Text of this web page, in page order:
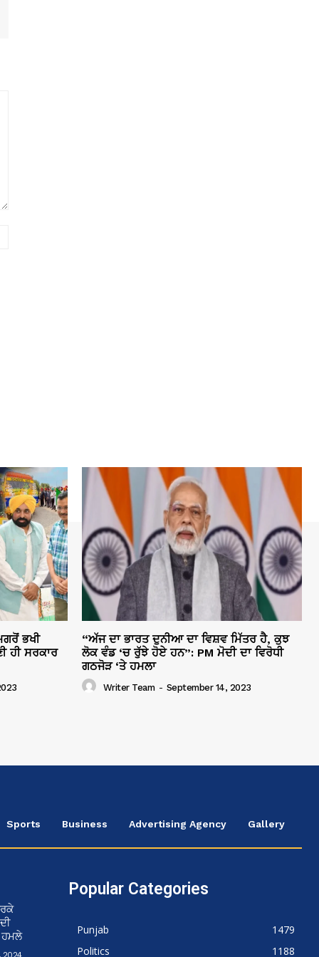
ਭਖੀ
ਹੀ ਸਰਕਾਰ
“ਅੱਜ ਦਾ ਭਾਰਤ ਦੁਨੀਆ ਦਾ ਵਿਸ਼ਵ ਮਿੱਤਰ ਹੈ, ਕੁਝ
ਲੋਕ ਵੰਡ ‘ਚ ਰੁੱਝੇ ਹੋਏ ਹਨ”: PM ਮੋਦੀ ਦਾ ਵਿਰੋਧੀ
ਗਠਜੋੜ ‘ਤੇ ਹਮਲਾ
Writer Team - September 14, 2023
Sports Business Advertising Agency Gallery
ਹਮਲੇ
Popular Categories
Punjab
1479
Politics
1188